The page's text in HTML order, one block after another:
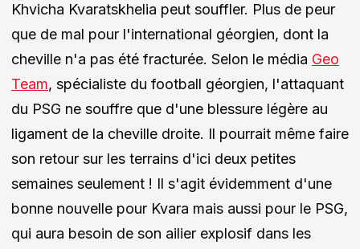
Khvicha Kvaratskhelia peut souffler. Plus de peur
que de mal pour l'international géorgien, dont la
cheville n'a pas été fracturée. Selon le média Geo
Team, spécialiste du football géorgien, l'attaquant
du PSG ne souffre que d'une blessure légère au
ligament de la cheville droite. Il pourrait même faire
son retour sur les terrains d'ici deux petites
semaines seulement ! Il s'agit évidemment d'une
bonne nouvelle pour Kvara mais aussi pour le PSG,
qui aura besoin de son ailier explosif dans les